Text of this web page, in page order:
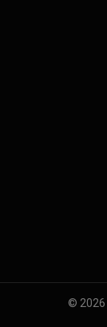
© 2026